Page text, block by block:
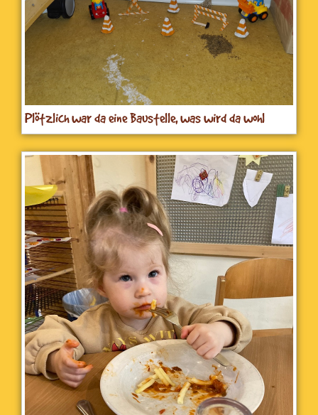
Plötzlich war da eine Baustelle, was wird da wohl
gebaut…